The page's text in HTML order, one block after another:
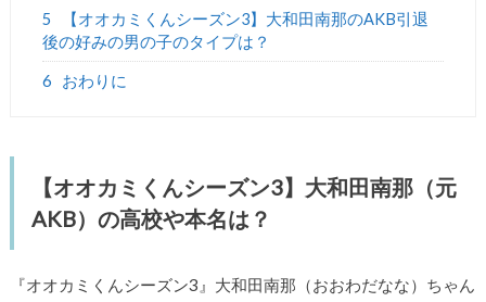
5
【オオカミくんシーズン3】大和田南那のAKB引退
後の好みの男の子のタイプは？
6 おわりに
【オオカミくんシーズン3】大和田南那（元
AKB）の高校や本名は？
『オオカミくんシーズン3』大和田南那（おおわだなな）ちゃん